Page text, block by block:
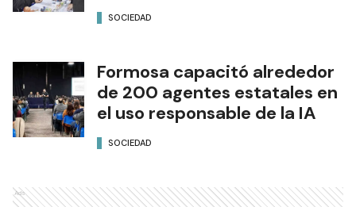
SOCIEDAD
Formosa capacitó alrededor
de 200 agentes estatales en
el uso responsable de la IA
SOCIEDAD
Ads